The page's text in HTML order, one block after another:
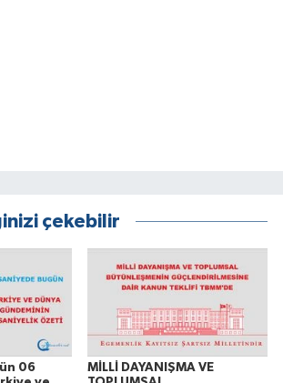
çekebilir
06
MİLLİ DAYANIŞMA VE